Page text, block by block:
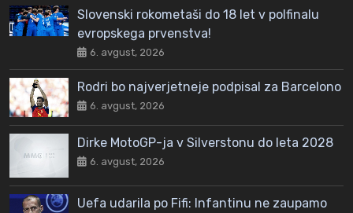
Slovenski rokometaši do 18 let v polfinalu
evropskega prvenstva!
6. avgust, 2026
Rodri bo najverjetneje podpisal za Barcelono
6. avgust, 2026
Dirke MotoGP-ja v Silverstonu do leta 2028
6. avgust, 2026
Uefa udarila po Fifi: Infantinu ne zaupamo